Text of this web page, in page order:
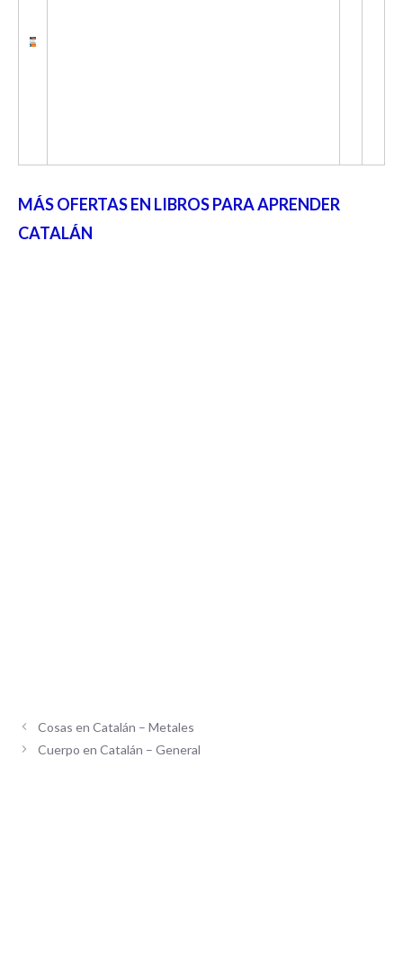
MÁS OFERTAS EN LIBROS PARA APRENDER
CATALÁN
Cosas en Catalán – Metales
Cuerpo en Catalán – General